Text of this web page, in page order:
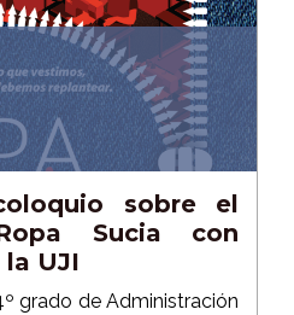
sobre el
Sucia con
UJI
grado de Administración